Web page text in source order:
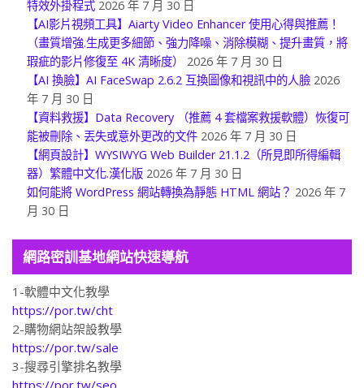
特效外掛程式 2026 年 7 月 30 日
【AI影片視頻工具】Aiarty Video Enhancer 使用心得與推薦！
（畫質增強.生成更多細節、強力降噪、消除模糊、提升畫質，將
瑕疵的影片修復至 4K 清晰度） 2026 年 7 月 30 日
【AI 換臉】AI FaceSwap 2.6.2 互換圖像和視訊中的人臉
年 7 月 30 日
【資料救援】Data Recovery （推薦 4 套檔案救援軟體）恢復可
能被刪除、丟失或意外更改的文件 2026 年 7 月 30 日
【網頁設計】WYSIWYG Web Builder 21.1.2（所見即所得編輯
器）繁體中文化.漢化版 2026 年 7 月 30 日
如何能將 WordPress 網站轉換為靜態 HTML 網站？
網路密訓基地網站快速導航
1-軟體中文化教學
https://por.tw/cht
2-購物網站架設教學
https://por.tw/sale
3-搜尋引擎排名教學